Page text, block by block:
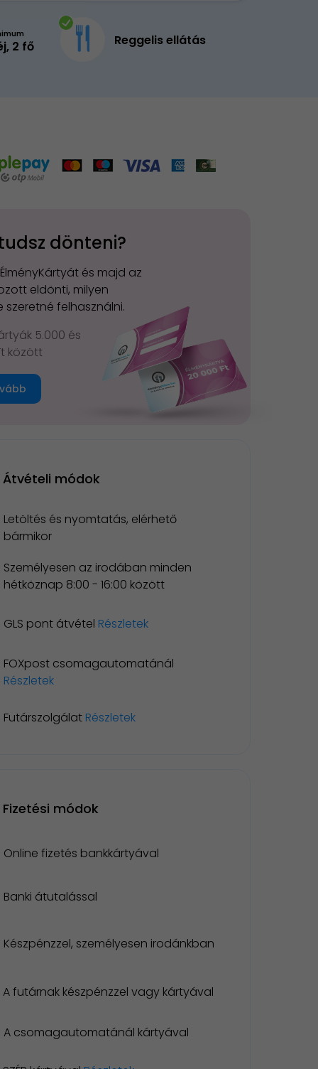
2 fő Reggelis ellátás
dönteni?
és majd az
eldönti, milyen
szeretné felhasználni.
5.000 és
között
Átvételi módok
Letöltés és nyomtatás, elérhető
bármikor
Személyesen az irodában minden
hétköznap 8:00 - 16:00 között
GLS pont átvétel Részletek
FOXpost csomagautomatánál
Részletek
Futárszolgálat Részletek
Fizetési módok
Online fizetés bankkártyával
Banki átutalással
Készpénzzel, személyesen irodánkban
A futárnak készpénzzel vagy kártyával
A csomagautomatánál kártyával